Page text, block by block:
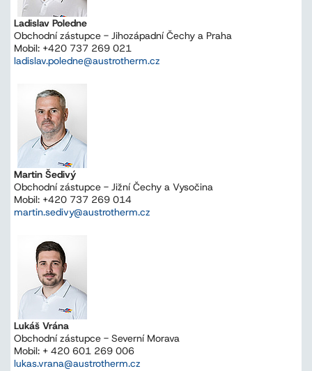
Ladislav Poledne
Obchodní zástupce - Jihozápadní Čechy a Praha
Mobil: +420 737 269 021
ladislav.poledne@austrotherm.cz
Martin Šedivý
Obchodní zástupce - Jižní Čechy a Vysočina
Mobil: +420 737 269 014
martin.sedivy@austrotherm.cz
Lukáš Vrána
Obchodní zástupce - Severní Morava
Mobil: + 420 601 269 006
lukas.vrana@austrotherm.cz